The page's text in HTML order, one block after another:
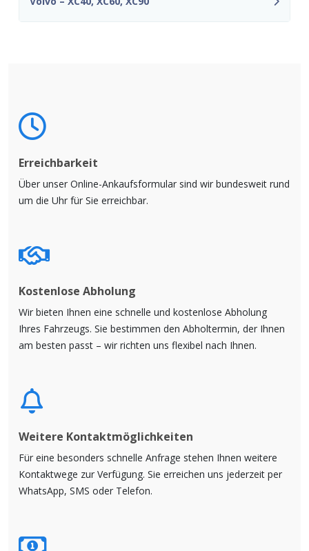
Erreichbarkeit
Über unser Online-Ankaufsformular sind wir bundesweit rund
um die Uhr für Sie erreichbar.
Kostenlose Abholung
Wir bieten Ihnen eine schnelle und kostenlose Abholung
Ihres Fahrzeugs. Sie bestimmen den Abholtermin, der Ihnen
am besten passt – wir richten uns flexibel nach Ihnen.
Weitere Kontaktmöglichkeiten
Für eine besonders schnelle Anfrage stehen Ihnen weitere
Kontaktwege zur Verfügung. Sie erreichen uns jederzeit per
WhatsApp, SMS oder Telefon.